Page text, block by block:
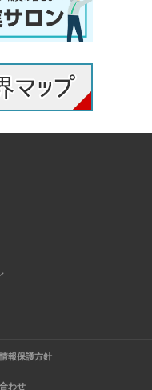
報保護方針
わせ